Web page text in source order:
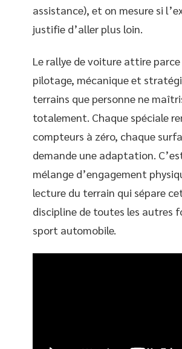
assistance), et on mesure si
justifie d’aller plus loin.
Le rallye de voiture attire parce
pilotage, mécanique et
terrains que personne ne
totalement. Chaque spéciale
compteurs à zéro, chaque
demande une adaptation.
mélange d’engagement
lecture du terrain qui sépare
discipline de toutes les autres
sport automobile.